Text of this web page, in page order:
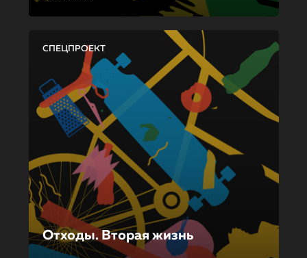
СПЕЦПРОЕКТ
Отходы. Вторая жизнь